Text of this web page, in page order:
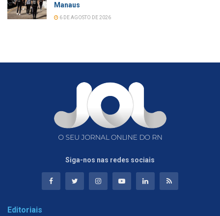
Manaus
6 DE AGOSTO DE 2026
Siga-nos nas redes sociais
Editoriais